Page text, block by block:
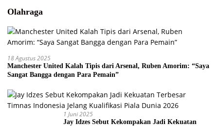
Olahraga
18 Agustus 2025
Manchester United Kalah Tipis dari Arsenal, Ruben Amorim: “Saya
Sangat Bangga dengan Para Pemain”
1 Juni 2025
Jay Idzes Sebut Kekompakan Jadi Kekuatan